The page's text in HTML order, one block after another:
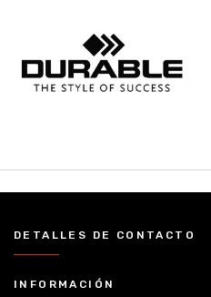
DETALLES DE CONTACTO
INFORMACIÓN